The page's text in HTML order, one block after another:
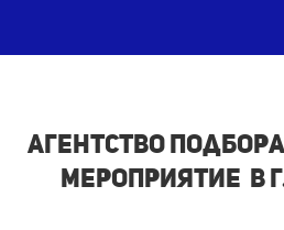
Агентство
мероприятие в